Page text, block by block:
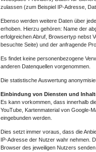
zulassen (zum Beispiel IP-Adresse,
Ebenso werden weitere Daten über
erhoben. Hierzu gehören: Name der
erfolgreichen Abruf, Browsertyp nebst
besuchte Seite) und der anfragende
Es findet keine personenbezogene
anderen Datenquellen vorgenommen.
Die statistische Auswertung
Einbindung von Diensten und
Es kann vorkommen, dass innerhalb
YouTube, Kartenmaterial von Google-
eingebunden werden.
Dies setzt immer voraus, dass die
IP-Adresse der Nutzer wahr nehmen.
Browser des jeweiligen Nutzers